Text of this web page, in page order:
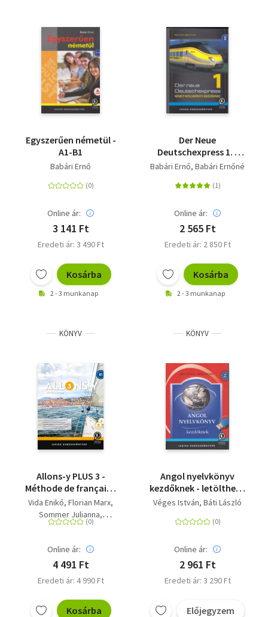
Egyszerűen németül -
A1-B1
Babári Ernő
Online ár:
3 141 Ft
Eredeti ár: 3 490 Ft
Kosárba
2 - 3 munkanap
Der Neue
Deutschexpress 1. -
Német nyelvkönyv
Babári Ernő Babári Ernőné
Online ár:
2 565 Ft
Eredeti ár: 2 850 Ft
Kosárba
2 - 3 munkanap
KÖNYV
Allons-y PLUS 3 -
Méthode de français -
Francia kurzuskönyv
(B1) - CD+letölthető
hanganyag
Vida Enikő Florian Marx
Sommer Julianna
Gaële Le Hannier
Online ár:
4 491 Ft
Eredeti ár: 4 990 Ft
Kosárba
KÖNYV
Angol nyelvkönyv
kezdőknek - letölthető
hanganyaggal
Véges István Báti László
Online ár:
2 961 Ft
Eredeti ár: 3 290 Ft
Előjegyzem